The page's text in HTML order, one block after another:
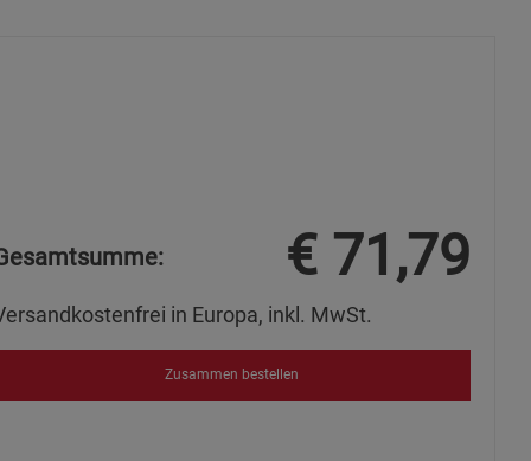
€ 71,79
in Europa, inkl. MwSt.
Zusammen bestellen